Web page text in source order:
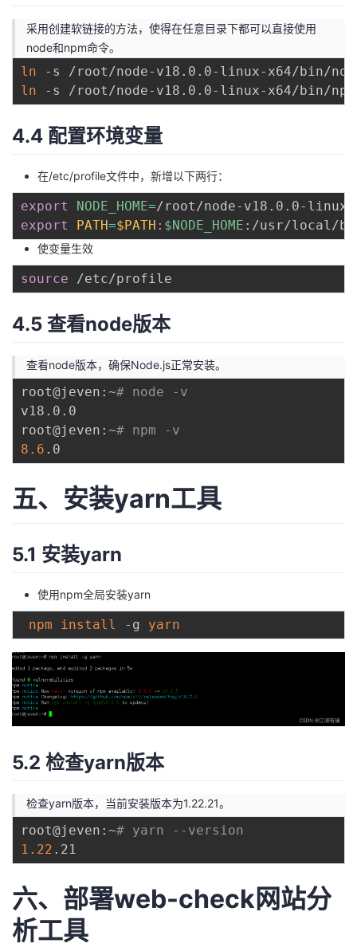
采用创建软链接的方法，使得在任意目录下都可以直接使用
node和npm命令。
ln
ln
4.4 配置环境变量
在/etc/profile文件中，新增以下两行：
export NODE_HOME=
export
PATH=$PATH : $NODE_HOME
使变量生效
source
4.5 查看node版本
查看node版本，确保Node.js正常安装。
root@jeven:~# node -v
v18.0.0
root@jeven:~# npm -v
8.6
五、安装yarn工具
5.1 安装yarn
使用npm全局安装yarn
npm install -g yarn
5.2 检查yarn版本
检查yarn版本，当前安装版本为1.22.21。
root@jeven:~# yarn --version
1.22
六、部署web-check网站分
析工具